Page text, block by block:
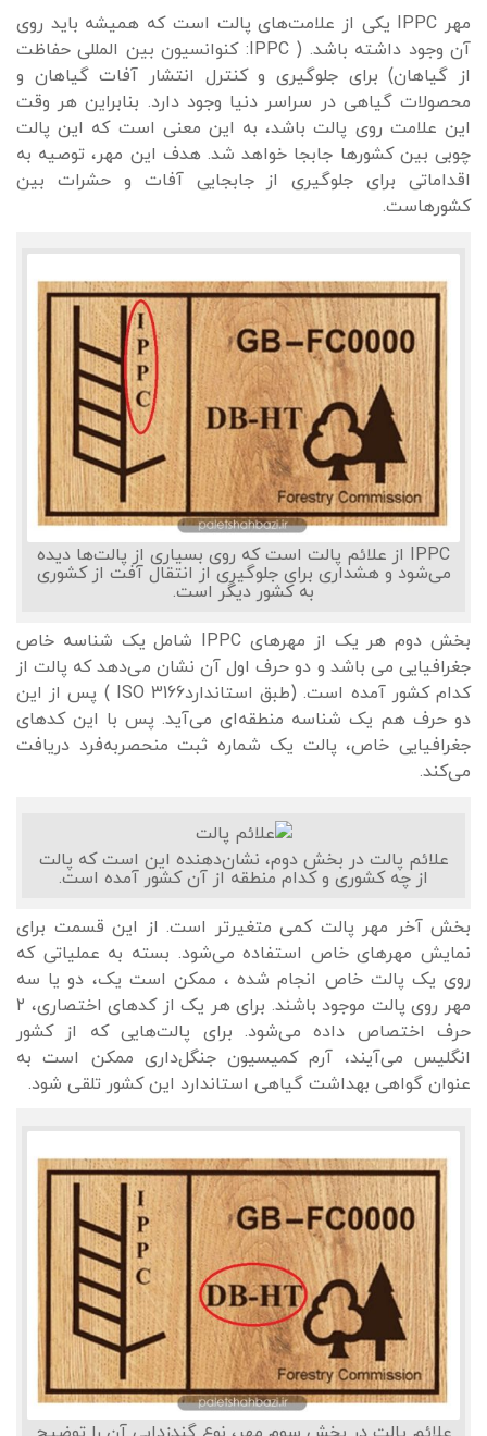
مهر IPPC یکی از علامت‌های پالت است که همیشه باید روی
آن وجود داشته باشد. ( IPPC: کنوانسیون بین المللی حفاظت
از گیاهان) برای جلوگیری و کنترل انتشار آفات گیاهان و
محصولات گیاهی در سراسر دنیا وجود دارد. بنابراین هر وقت
این علامت روی پالت باشد، به این معنی است که این پالت
چوبی بین کشورها جابجا خواهد شد. هدف این مهر، توصیه به
اقداماتی برای جلوگیری از جابجایی آفات و حشرات بین
کشورهاست.
IPPC از علائم پالت است که روی بسیاری از پالت‌ها دیده
می‌شود و هشداری برای جلوگیری از انتقال آفت از کشوری
به کشور دیگر است.
بخش دوم هر یک از مهرهای IPPC شامل یک شناسه خاص
جغرافیایی می باشد و دو حرف اول آن نشان می‌دهد که پالت از
کدام کشور آمده است. (طبق استانداردISO 3166 ) پس از این
دو حرف هم یک شناسه منطقه‌ای می‌آید. پس با این کدهای
جغرافیایی خاص، پالت یک شماره ثبت منحصربه‌فرد دریافت
می‌کند.
علائم پالت در بخش دوم، نشان‌دهنده این است که پالت
از چه کشوری و کدام منطقه از آن کشور آمده است.
بخش آخر مهر پالت کمی متغیرتر است. از این قسمت برای
نمایش مهرهای خاص استفاده می‌شود. بسته به عملیاتی که
روی یک پالت خاص انجام شده ، ممکن است یک، دو یا سه
مهر روی پالت موجود باشند. برای هر یک از کدهای اختصاری، ۲
حرف اختصاص داده می‌شود. برای پالت‌هایی که از کشور
انگلیس می‌آیند، آرم کمیسیون جنگل‌داری ممکن است به
عنوان گواهی بهداشت گیاهی استاندارد این کشور تلقی شود.